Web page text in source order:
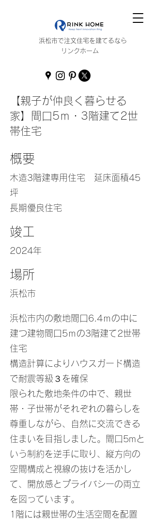
浜松市で注文住宅を建てるなら
リンクホーム
【親子が仲良く暮らせる
家】間口5ｍ・3階建て2世
帯住宅
概要
木造3階建専用住宅 延床面積45
坪
長期優良住宅
竣工
2024年
場所
浜松市
浜松市内の敷地間口6.4ｍの中に
建つ建物間口5ｍの3階建て2世帯
住宅
構造計算によりハウスガード構造
で耐震等級３を確保
限られた敷地条件の中で、親世
帯・子世帯がそれぞれの暮らしを
尊重しながら、自然に交流できる
住まいを目指しました。間口5mと
いう制約を逆手に取り、縦方向の
空間構成と視線の抜けを活かし
て、開放感とプライバシーの両立
を図っています。
1階には親世帯の生活空間を配置